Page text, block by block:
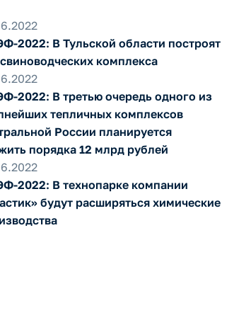
2022: В Тульской области построят
комплекса
2022: В третью очередь одного из
тепличных комплексов
России планируется
порядка 12 млрд рублей
2022: В технопарке компании
будут расширяться химические